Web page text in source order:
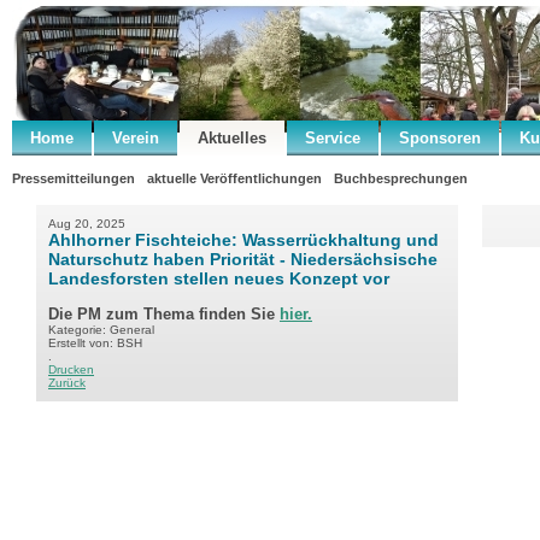
Home Verein Aktuelles Service Sponsoren
Pressemitteilungen aktuelle Veröffentlichungen Buchbesprechungen
Aug 20, 2025
Ahlhorner Fischteiche: Wasserrückhaltung und
Naturschutz haben Priorität - Niedersächsische
Landesforsten stellen neues Konzept vor
Die PM zum Thema finden Sie hier.
Kategorie: General
Erstellt von: BSH
Drucken
Zurück